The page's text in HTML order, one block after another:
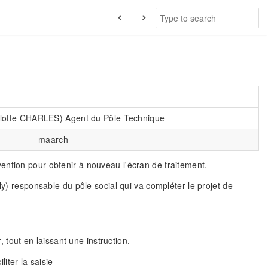
CHARLES) Agent du Pôle Technique
maarch
pour obtenir à nouveau l'écran de traitement.
responsable du pôle social qui va compléter le projet de
tout en laissant une instruction.
la saisie